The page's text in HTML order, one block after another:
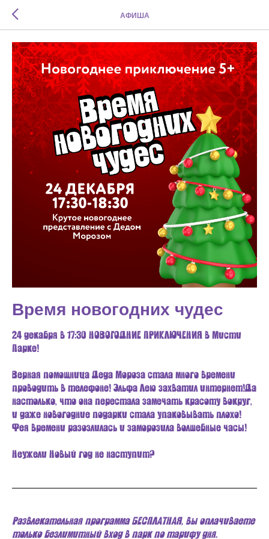
АФИША
Время новогодних чудес
24 декабря в 17:30 НОВОГОДНИЕ ПРИКЛЮЧЕНИЯ в Мисти
Парке!
Верная помощница Деда Мороза стала много времени
проводить в телефоне! Эльфа Лею захватил интернет!Да
настолько, что она перестала замечать красоту вокруг,
и даже новогодние подарки стала упаковывать плохо!
Фея времени разозлилась и заморозила волшебные часы!
Неужели Новый год не наступит?
Развлекательная программа БЕСПЛАТНАЯ, вы оплачиваете
только безлимитный вход в парк по тарифу дня.